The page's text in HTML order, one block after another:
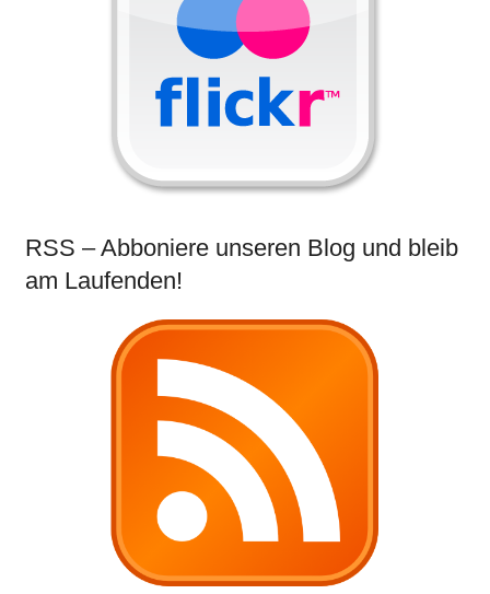
RSS – Abboniere unseren Blog und bleib
am Laufenden!